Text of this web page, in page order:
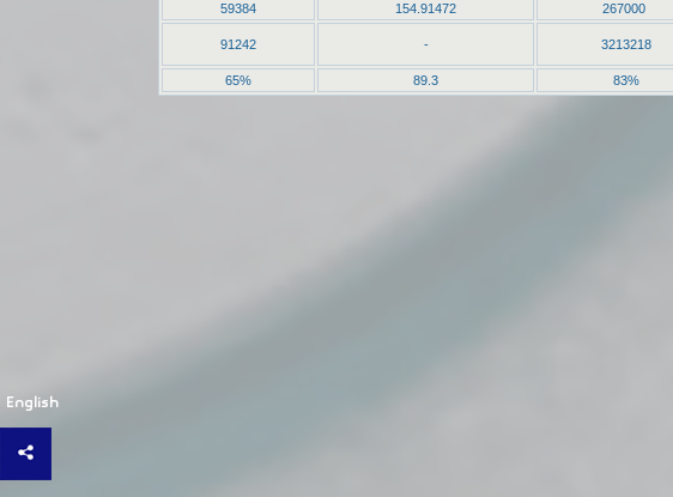
English
59384
154.91472 267000
91242 - 3213218
65%
89.3 83%